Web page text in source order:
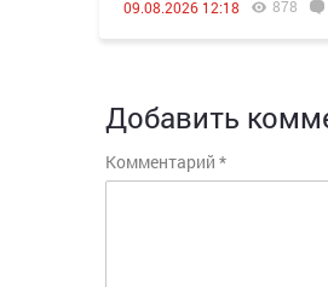
09.08.2026 12:18 878
Добавить
Комментарий *